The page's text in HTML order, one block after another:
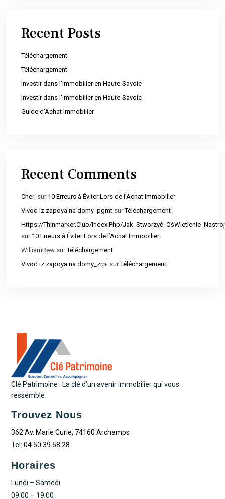
Recent Posts
Téléchargement
Téléchargement
Investir dans l’immobilier en Haute-Savoie
Investir dans l’immobilier en Haute-Savoie
Guide d’Achat Immobilier
Recent Comments
Cheri sur 10 Erreurs à Éviter Lors de l’Achat Immobilier
Vivod iz zapoya na domy_pgmt surTéléchargement
Https://Thinmarker.Club/Index.Php/
sur 10 Erreurs à Éviter Lors de l’Achat Immobilier
WilliamRew surTéléchargement
Vivod iz zapoya na domy_zrpi surTéléchargement
Clé Patrimoine : La clé d’un avenir immobilier qui vous
ressemble.
Trouvez Nous
362 Av. Marie Curie, 74160 Archamps
Tel:04 50 39 58 28
Horaires
Lundi – Samedi
09:00 – 19:00